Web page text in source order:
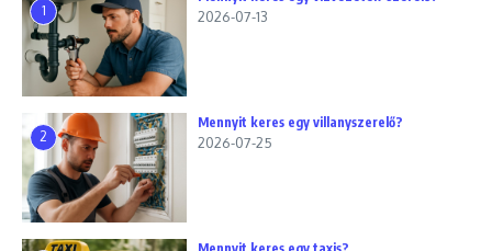
1 2026-07-13
2
Mennyit keres egy villanyszerelő?
2026-07-25